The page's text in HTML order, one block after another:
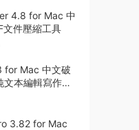
4.8 for Mac 中
文件壓縮工具
for Mac 中文破
本編輯寫作軟
3.82 for Mac